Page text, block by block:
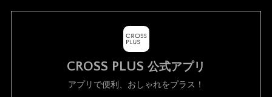
CROSS PLUS 公式アプリ
アプリで便利、おしゃれをプラス！